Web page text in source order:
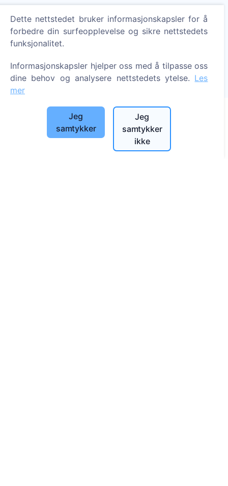
Tenn et digitalt lys - plant et tre!
Trær plantet
1390
Informasjon
Om CEMETY
Dette nettstedet bruker informasjonskapsler for å
forbedre din surfeopplevelse og sikre nettstedets
funksjonalitet.
Informasjonskapsler hjelper oss med å tilpasse oss
dine behov og analysere nettstedets ytelse. Les
mer
Jeg
samtykker
Jeg
samtykker
ikke